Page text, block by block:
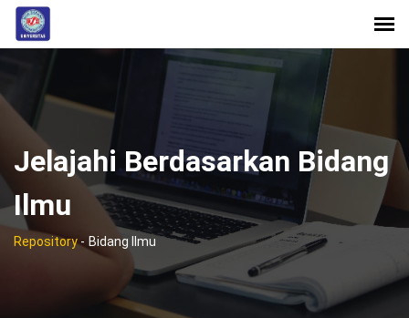
Jelajahi Berdasarkan Bidang
Ilmu
Repository- Bidang Ilmu